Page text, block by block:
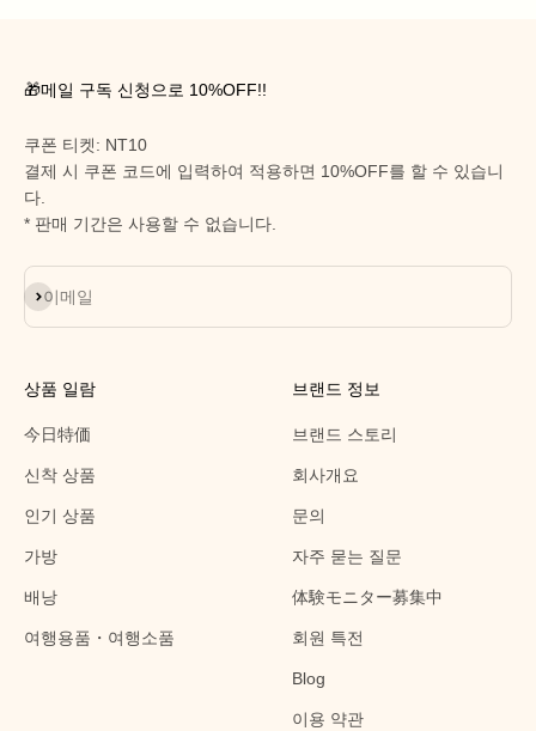
🎁메일 구독 신청으로 10%OFF!!
쿠폰 티켓: NT10
결제 시 쿠폰 코드에 입력하여 적용하면 10%OFF를 할 수 있습니
다.
* 판매 기간은 사용할 수 없습니다.
이메일
구독
상품 일람
今日特価
신착 상품
인기 상품
가방
배낭
여행용품・여행소품
브랜드 정보
브랜드 스토리
회사개요
문의
자주 묻는 질문
体験モニター募集中
회원 특전
Blog
이용 약관